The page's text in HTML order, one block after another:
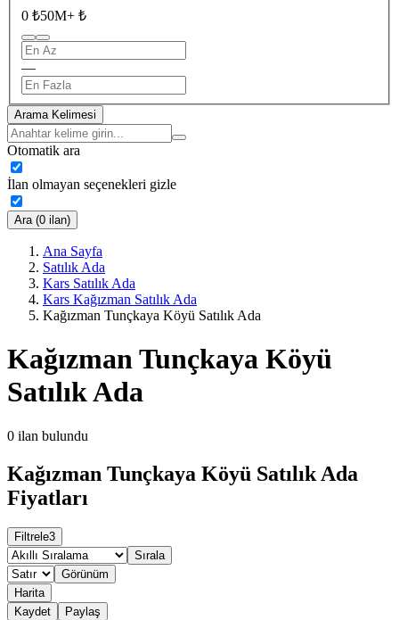
0 ₺50M+ ₺
—
Arama Kelimesi
Otomatik ara
İlan olmayan seçenekleri gizle
Ara (0 ilan)
Ana Sayfa
Satılık Ada
Kars Satılık Ada
Kars Kağızman Satılık Ada
Kağızman Tunçkaya Köyü Satılık Ada
Kağızman Tunçkaya Köyü
Satılık Ada
0 ilan bulundu
Kağızman Tunçkaya Köyü Satılık Ada
Fiyatları
Filtrele3
Sırala
Görünüm
Harita
Kaydet
Paylaş